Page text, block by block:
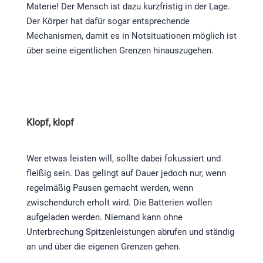
Materie! Der Mensch ist dazu kurzfristig in der Lage.
Der Körper hat dafür sogar entsprechende
Mechanismen, damit es in Notsituationen möglich ist
über seine eigentlichen Grenzen hinauszugehen.
Klopf, klopf
Wer etwas leisten will, sollte dabei fokussiert und
fleißig sein. Das gelingt auf Dauer jedoch nur, wenn
regelmäßig Pausen gemacht werden, wenn
zwischendurch erholt wird. Die Batterien wollen
aufgeladen werden. Niemand kann ohne
Unterbrechung Spitzenleistungen abrufen und ständig
an und über die eigenen Grenzen gehen.